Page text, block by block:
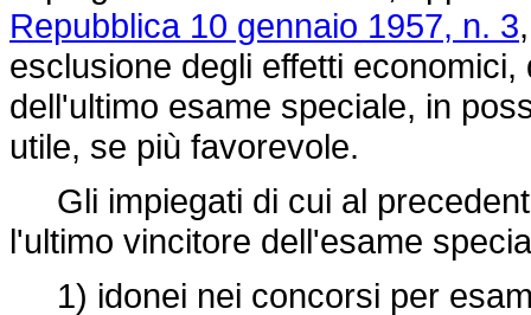
Repubblica 10 gennaio 1957, n. 3
esclusione degli effetti
dell'ultimo esame speciale, in
utile, se più favorevole.
Gli impiegati di cui al
l'ultimo vincitore dell'esame
1) idonei nei concorsi per